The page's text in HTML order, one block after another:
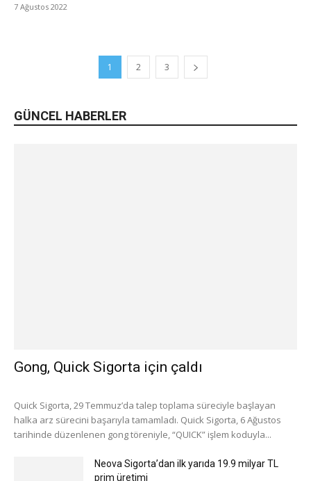
7 Ağustos 2022
1 2 3
GÜNCEL HABERLER
Gong, Quick Sigorta için çaldı
Quick Sigorta, 29 Temmuz’da talep toplama süreciyle başlayan
halka arz sürecini başarıyla tamamladı. Quick Sigorta, 6 Ağustos
tarihinde düzenlenen gong töreniyle, “QUICK” işlem koduyla...
Neova Sigorta’dan ilk yarıda 19.9 milyar TL
prim üretimi